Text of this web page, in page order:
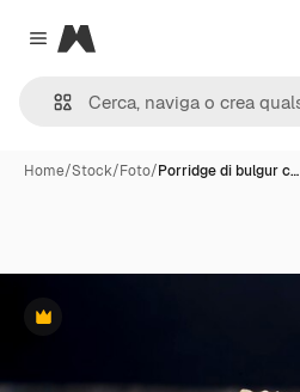
Close menu
Magnific
Home/Stock/Foto/Porridge di bulgur c…
Premium